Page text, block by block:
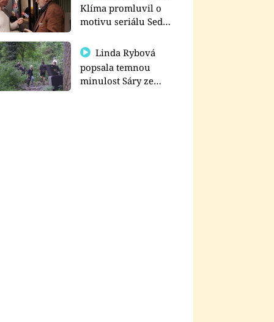
Klíma promluvil o
motivu seriálu Sedm
Linda Rybová
popsala temnou
minulost Sáry ze